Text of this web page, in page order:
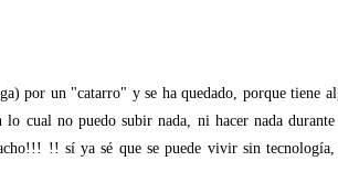
por un "catarro" y se ha quedado, porque tiene
cual no puedo subir nada, ni hacer nada
!! sí ya sé que se puede vivir sin